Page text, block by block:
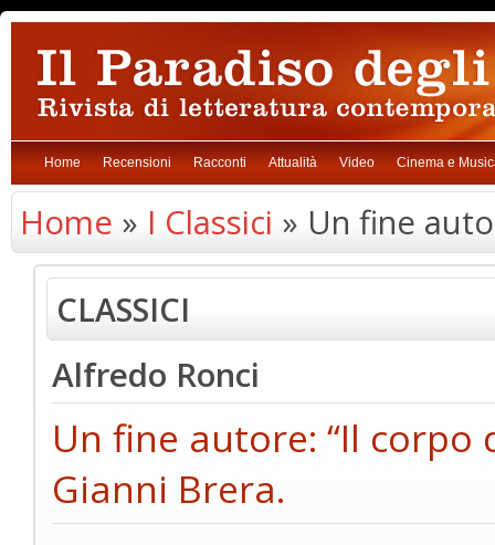
Home Recensioni Racconti Attualità Video Cinema e
Home » I Classici » Un fine
CLASSICI
Alfredo Ronci
Un fine autore: “Il corpo
Gianni Brera.